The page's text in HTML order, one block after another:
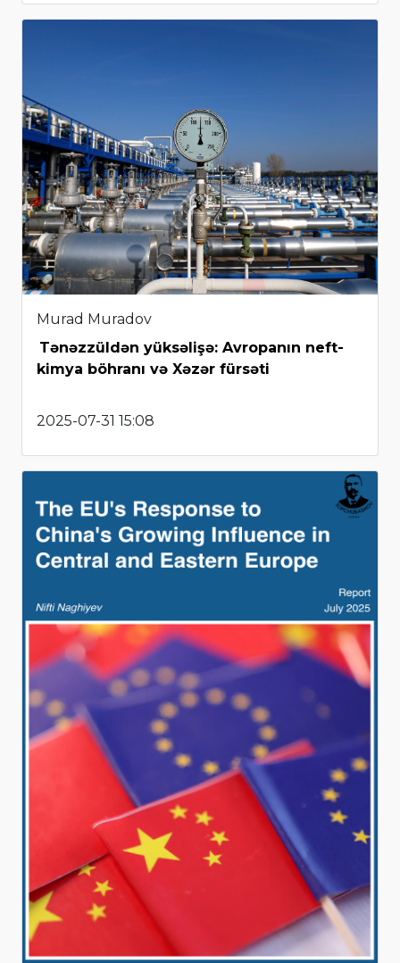
Murad Muradov
Tənəzzüldən yüksəlişə: Avropanın neft-
kimya böhranı və Xəzər fürsəti
2025-07-31 15:08